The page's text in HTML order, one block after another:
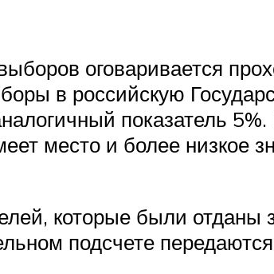
оговаривается
в российскую
показатель
место и более
которые были
подсчете